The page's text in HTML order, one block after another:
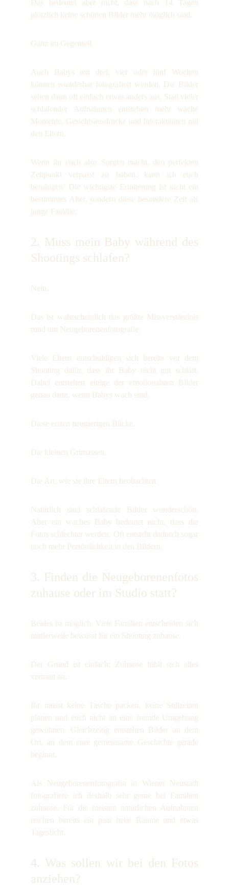
Das bedeutet aber nicht, dass nach 14 Tagen
plötzlich keine schönen Bilder mehr möglich sind.
Ganz im Gegenteil.
Auch Babys mit drei, vier oder fünf Wochen
können wunderbar fotografiert werden. Die Bilder
sehen dann oft einfach etwas anders aus. Statt vieler
schlafender Aufnahmen entstehen mehr wache
Momente, Gesichtsausdrücke und Interaktionen mit
den Eltern.
Wenn ihr euch also Sorgen macht, den perfekten
Zeitpunkt verpasst zu haben, kann ich euch
beruhigen: Die wichtigste Erinnerung ist nicht ein
bestimmtes Alter, sondern diese besondere Zeit als
junge Familie.
2. Muss mein Baby während des
Shootings schlafen?
Nein.
Das ist wahrscheinlich das größte Missverständnis
rund um Neugeborenenfotografie.
Viele Eltern entschuldigen sich bereits vor dem
Shooting dafür, dass ihr Baby nicht gut schläft.
Dabei entstehen einige der emotionalsten Bilder
genau dann, wenn Babys wach sind.
Diese ersten neugierigen Blicke.
Die kleinen Grimassen.
Die Art, wie sie ihre Eltern beobachten.
Natürlich sind schlafende Bilder wunderschön.
Aber ein waches Baby bedeutet nicht, dass die
Fotos schlechter werden. Oft entsteht dadurch sogar
noch mehr Persönlichkeit in den Bildern.
3. Finden die Neugeborenenfotos
zuhause oder im Studio statt?
Beides ist möglich. Viele Familien entscheiden sich
mittlerweile bewusst für ein Shooting zuhause.
Der Grund ist einfach: Zuhause fühlt sich alles
vertraut an.
Ihr müsst keine Tasche packen, keine Stillzeiten
planen und euch nicht an eine fremde Umgebung
gewöhnen. Gleichzeitig entstehen Bilder an dem
Ort, an dem eure gemeinsame Geschichte gerade
beginnt.
Als Neugeborenenfotografin in Wiener Neustadt
fotografiere ich deshalb sehr gerne bei Familien
zuhause. Für die meisten natürlichen Aufnahmen
reichen bereits ein paar helle Räume und etwas
Tageslicht.
4. Was sollen wir bei den Fotos
anziehen?